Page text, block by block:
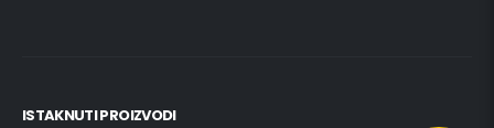
ISTAKNUTI PROIZVODI